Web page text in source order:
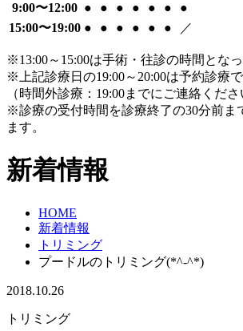
9:00〜12:00 ● ● ● ● ● ●
●
15:00〜19:00 ● ● ● ● ● ● ／
※13:00～15:00は手術・往診の時間とな
※上記診療日の19:00～20:00は予約診療で
（時間外診療：19:00までにご連絡くださ
※診療の受付時間を診療終了の30分前ま
ます。
新着情報
HOME
新着情報
トリミング
プードルのトリミング(*^-^*)
2018.10.26
トリミング